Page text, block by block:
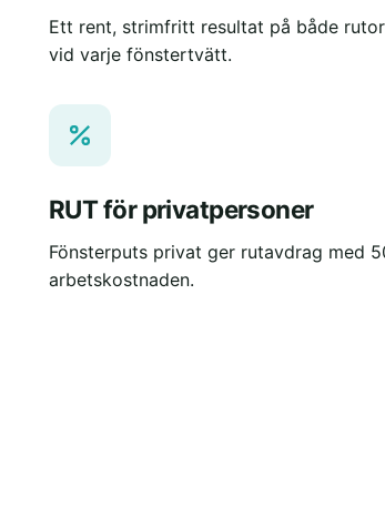
Ett rent, strimfritt resultat på både
vid varje fönstertvätt.
RUT för privatpersoner
Fönsterputs privat ger rutavdrag med
arbetskostnaden.